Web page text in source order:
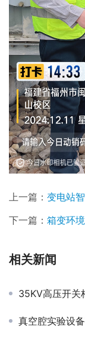
上一篇： 变电站智能
下一篇： 箱变环
相关新闻
35KV高压开关
真空腔实验设